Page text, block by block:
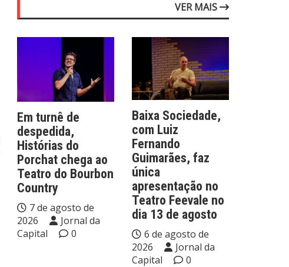
VER MAIS
Em turnê de
despedida,
Histórias do
Porchat chega ao
Teatro do Bourbon
Country
7 de agosto de
2026
Jornal da
Capital
0
Baixa Sociedade,
com Luiz
Fernando
Guimarães, faz
única
apresentação no
Teatro Feevale no
dia 13 de agosto
6 de agosto de
2026
Jornal da
Capital
0